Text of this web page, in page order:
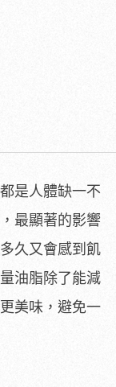
是人體缺一不
最顯著的影響
久又會感到飢
油脂除了能減
美味，避免一